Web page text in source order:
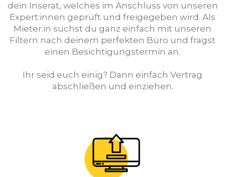
dein Inserat, welches im Anschluss von unseren
Expert:innen geprüft und freigegeben wird. Als
Mieter:in suchst du ganz einfach mit unseren
Filtern nach deinem perfekten Büro und fragst
einen Besichtigungstermin an.
Ihr seid euch einig? Dann einfach Vertrag
abschließen und einziehen.